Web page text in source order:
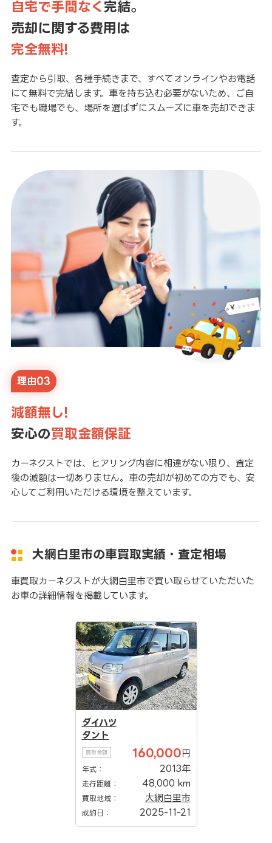
自宅で手間なく 完結。
売却に関する費用は
完全無料!
査定から引取、各種手続きまで、すべてオンラインやお電話
にて無料で完結します。車を持ち込む必要がないため、ご自
宅でも職場でも、場所を選ばずにスムーズに車を売却できま
す。
理由03
減額無し!
安心の買取金額保証
カーネクストでは、ヒアリング内容に相違がない限り、査定
後の減額は一切ありません。車の売却が初めての方でも、安
心してご利用いただける環境を整えています。
大網白里市の車買取実績・査定相場
車買取カーネクストが大網白里市で買い取らせていただいた
お車の詳細情報を掲載しています。
ダイハツ
タント
買取金額 160,000 円
年式： 2013年
走行距離： 48,000 km
買取地域： 大網白里市
成約日： 2025-11-21